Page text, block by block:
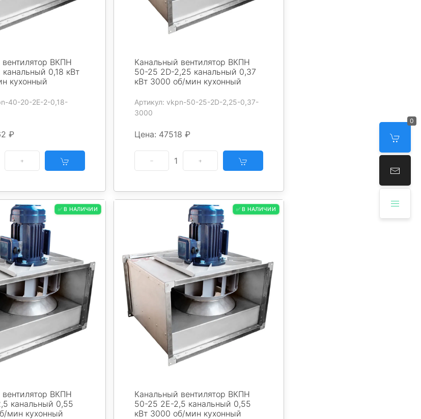
0
ВКПН
0,18 кВт
кухонный
40-20-2E-2-0,18-
₽
Канальный вентилятор ВКПН
50-25 2D-2,25 канальный 0,37
кВт 3000 об/мин кухонный
Артикул: vkpn-50-25-2D-2,25-0,37-
3000
Цена: 47518 ₽
1
✅ В НАЛИЧИИ
ВКПН
канальный 0,55
мин кухонный
✅ В НАЛИЧИИ
Канальный вентилятор ВКПН
50-25 2E-2,5 канальный 0,55
кВт 3000 об/мин кухонный